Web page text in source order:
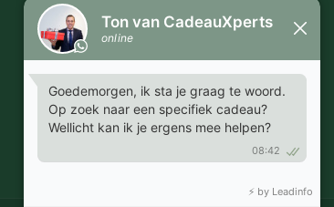
Snel en makkelijk
"Communicatie was snel en helder, goed afspraken
te maken over leveringen en proefdrukken."
MARGRIET - EMMEN